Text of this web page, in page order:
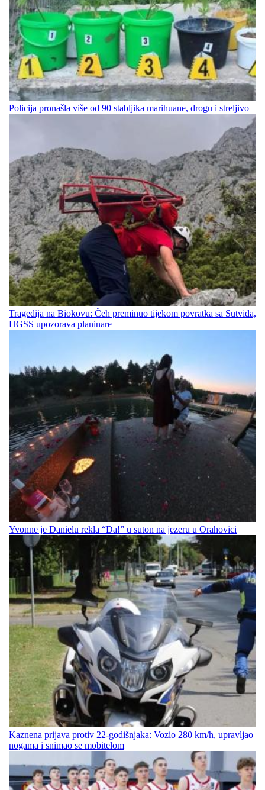
Policija pronašla više od 90 stabljika marihuane, drogu i streljivo
Tragedija na Biokovu: Čeh preminuo tijekom povratka sa Sutvida,
HGSS upozorava planinare
Yvonne je Danielu rekla “Da!” u suton na jezeru u Orahovici
Kaznena prijava protiv 22-godišnjaka: Vozio 280 km/h, upravljao
nogama i snimao se mobitelom